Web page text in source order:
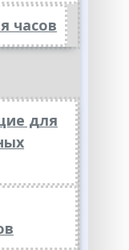
часов
для